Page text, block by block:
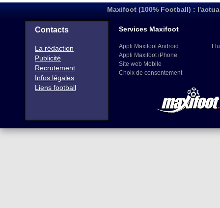
Maxifoot (100% Football) :
Contacts
La rédaction
Publicité
Recrutement
Infos légales
Liens football
Services Maxifoot
Appli Maxifoot Android
Appli Maxifoot iPhone
Site web Mobile
Choix de consentement